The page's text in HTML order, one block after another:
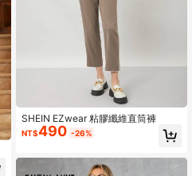
SHEIN EZwear 粘膠纖維直筒褲
NT$490 -26%